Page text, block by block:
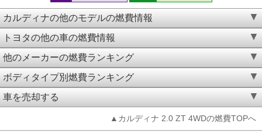
カルディナの他のモデルの燃費情報
トヨタの他の車の燃費情報
他のメーカーの燃費ランキング
ボディタイプ別燃費ランキング
車を売却する
▲カルディナ 2.0 ZT 4WDの燃費TOPへ